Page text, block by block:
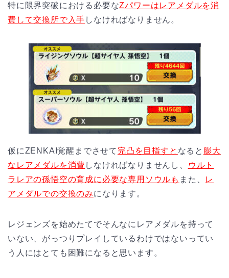
特に限界突破における必要なZパワーはレアメダルを消
費して交換所で入手 しなければなりません。
仮にZENKAI覚醒までさせて 完凸を目指すと なると 膨大
なレアメダルを消費 しなければなりませんし、
ウルト
ラレアの孫悟空の育成に必要な専用ソウルも また、 レ
アメダルでの交換のみになります。
レジェンズを始めたてでそんなにレアメダルを持って
いない、がっつりプレイしているわけではないってい
う人にはとても困難になると思います。